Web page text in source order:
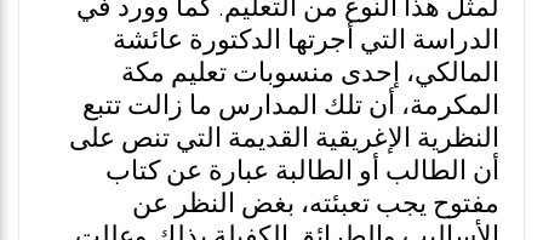
لمثل هذا النوع من التعليم. كما وورد في
الدراسة التي أجرتها الدكتورة عائشة
المالكي، إحدى منسوبات تعليم مكة
المكرمة، أن تلك المدارس ما زالت تتبع
النظرية الإغريقية القديمة التي تنص على
أن الطالب أو الطالبة عبارة عن كتاب
مفتوح يجب تعبئته، بغض النظر عن